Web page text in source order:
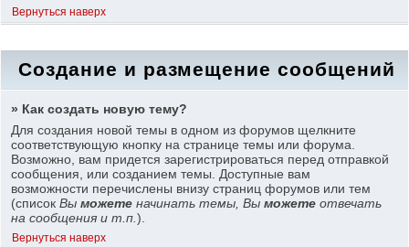
Вернуться наверх
Создание и размещение сообщений
» Как создать новую тему?
Для создания новой темы в одном из форумов щелкните
соответствующую кнопку на странице темы или форума.
Возможно, вам придется зарегистрироваться перед отправкой
сообщения, или созданием темы. Доступные вам
возможности перечислены внизу страниц форумов или тем
(списокВыможете начинать темы, Выможете отвечать
на сообщения и т.п.).
Вернуться наверх